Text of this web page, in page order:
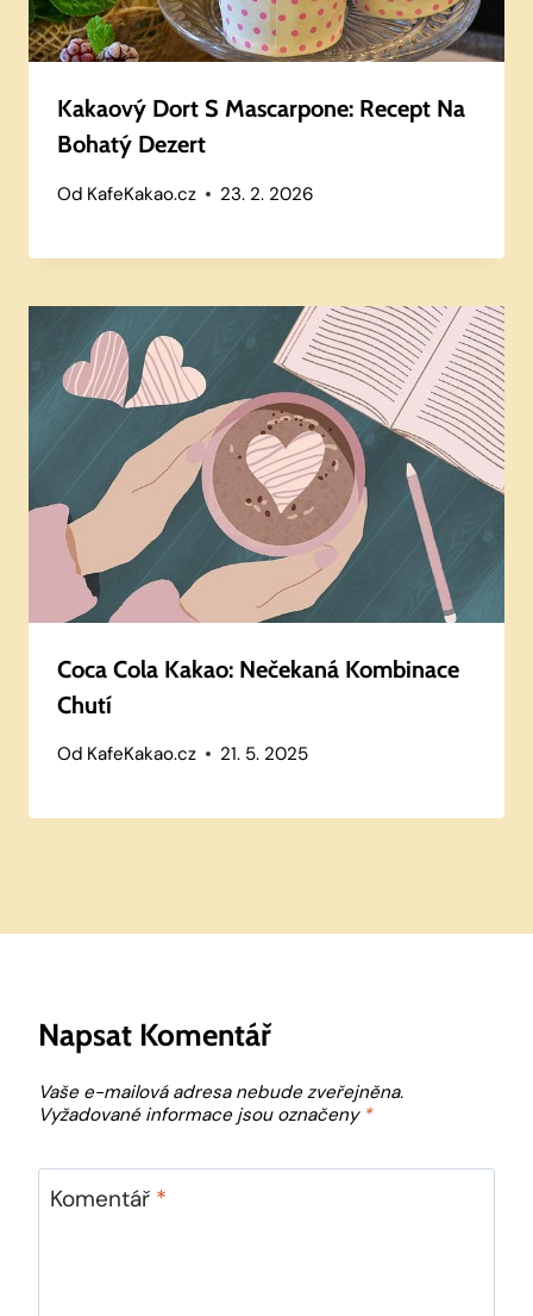
Kakaový Dort S Mascarpone: Recept Na
Bohatý Dezert
Od KafeKakao.cz 23. 2. 2026
Coca Cola Kakao: Nečekaná Kombinace
Chutí
Od KafeKakao.cz 21. 5. 2025
Napsat Komentář
Vaše e-mailová adresa nebude zveřejněna.
Vyžadované informace jsou označeny *
Komentář *